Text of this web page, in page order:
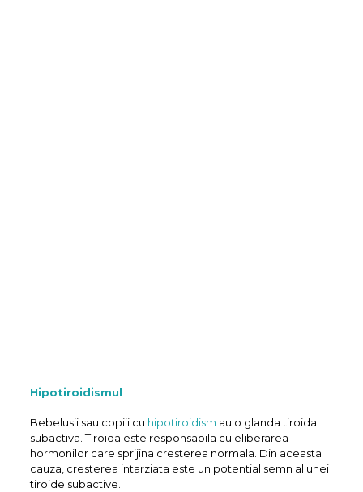
Hipotiroidismul
Bebelusii sau copiii cu hipotiroidism au o glanda tiroida
subactiva. Tiroida este responsabila cu eliberarea
hormonilor care sprijina cresterea normala. Din aceasta
cauza, cresterea intarziata este un potential semn al unei
tiroide subactive.